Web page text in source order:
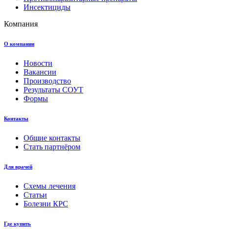
Инсектициды
Компания
О компании
Новости
Вакансии
Производство
Результаты СОУТ
Формы
Контакты
Общие контакты
Стать партнёром
Для врачей
Схемы лечения
Статьи
Болезни КРС
Где купить